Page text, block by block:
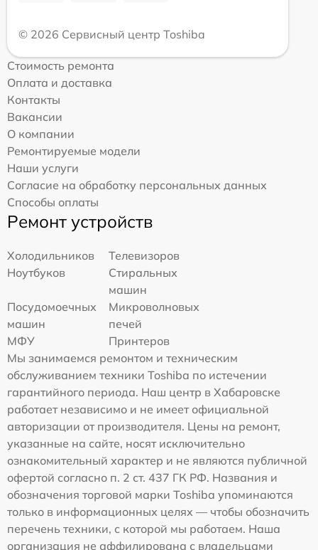
© 2026 Сервисный центр Toshiba
Стоимость ремонта
Оплата и доставка
Контакты
Вакансии
О компании
Ремонтируемые модели
Наши услуги
Согласие на обработку персональных данных
Способы оплаты
Ремонт устройств
Холодильников
Телевизоров
Ноутбуков
Стиральных
машин
Посудомоечных
машин
Микроволновых
печей
МФУ
Принтеров
Мы занимаемся ремонтом и техническим
обслуживанием техники Toshiba по истечении
гарантийного периода. Наш центр в Хабаровске
работает независимо и не имеет официальной
авторизации от производителя. Цены на ремонт,
указанные на сайте, носят исключительно
ознакомительный характер и не являются публичной
офертой согласно п. 2 ст. 437 ГК РФ. Названия и
обозначения торговой марки Toshiba упоминаются
только в информационных целях — чтобы обозначить
перечень техники, с которой мы работаем. Наша
организация не аффилирована с владельцами